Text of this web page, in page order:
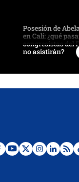
Posesión de
en Cali: ¿qué
congresistas del
no asistirán?
¿Por qué De la